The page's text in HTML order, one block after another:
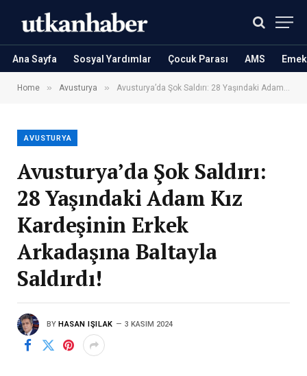
Ana Sayfa Sosyal Yardımlar Çocuk Parası AMS
Home » Avusturya » Avusturya’da Şok Saldırı: 28 Yaşındaki Adam Kız Kardeşinin Erkek Arkadaşına Baltayla Saldırdı!
AVUSTURYA
Avusturya’da Şok Saldırı:
28 Yaşındaki Adam Kız
Kardeşinin Erkek
Arkadaşına Baltayla
Saldırdı!
BY HASAN IŞILAK 3 KASIM 2024